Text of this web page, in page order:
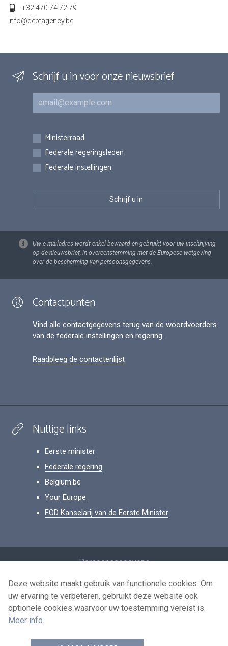
+32 470 74 72 79
info@debtagency.be
Schrijf u in voor onze nieuwsbrief
E-mail
Inschrijvingen
Ministerraad
Federale regeringsleden
Federale instellingen
Uw e-mailadres wordt enkel bewaard en gebruikt voor uw inschrijving
op de nieuwsbrief, in overeenstemming met de Europese wetgeving
over de bescherming van persoonsgegevens.
Contactpunten
Vind alle contactgegevens terug van de woordvoerders
van de federale instellingen en regering.
Raadpleeg de contactenlijst
Nuttige links
Eerste minister
Federale regering
Belgium.be
Your Europe
FOD Kanselarij van de Eerste Minister
Persoonsgegevens
Voorwaarden voor het hergebruik
Contacteer ons
Deze website maakt gebruik van functionele cookies. Om
uw ervaring te verbeteren, gebruikt deze website ook
optionele cookies waarvoor uw toestemming vereist is.
Meer info.